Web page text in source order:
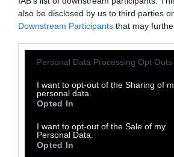
also be disclosed by us to third parties
Downstream Participants that may
Personal Data Processing Opt Outs
I want to opt-out of the Sharing of
personal data.
Opted In
I want to opt-out of the Sale of my
Personal Data.
Opted In
γεννήθηκε το 1857 στην
βρισκόταν τότε υπό ρωσική
γονείς του, ένθερμοι Πολωνοί
αγωνιστές κι εξόριστοι λόγω
αντικαθεστωτικής δράσης,
Conrad ήταν ακόμα μικρός.
ανέλαβε ανεπίσημα ο θείος
της μητέρας του Tadeusz